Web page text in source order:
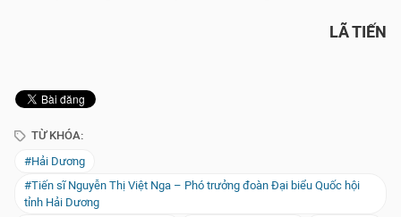
LÃ TIẾN
TỪ KHÓA:
#Hải Dương
#Tiến sĩ Nguyễn Thị Việt Nga – Phó trưởng đoàn Đại biểu Quốc hội
tỉnh Hải Dương